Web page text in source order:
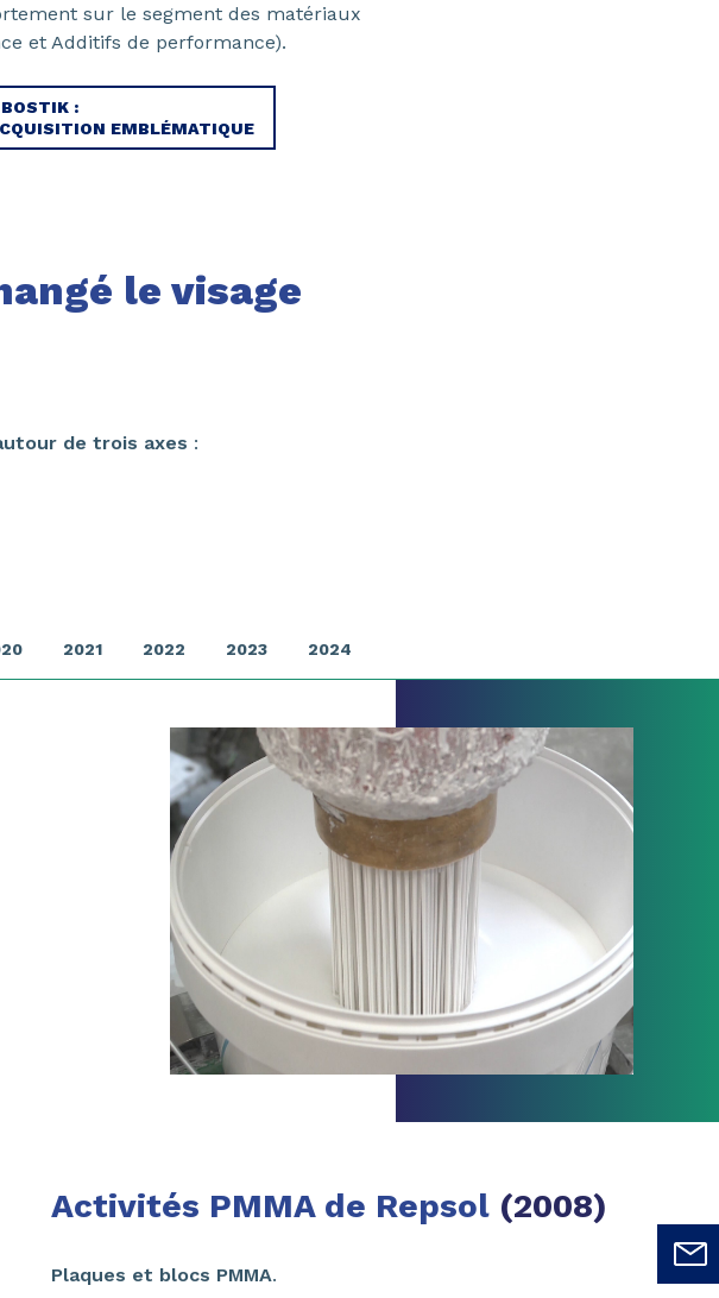
sur le segment des matériaux
et Additifs de performance).
BOSTIK :
EMBLÉMATIQUE
le visage
de trois axes :
2021 2022 2023 2024
Activités PMMA de Repsol (2008)
Plaques et blocs PMMA.